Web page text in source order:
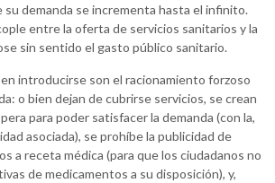
su demanda se incrementa hasta el infinito.
entre la oferta de servicios sanitarios y la
sin sentido el gasto público sanitario.
introducirse son el racionamiento forzoso
o bien dejan de cubrirse servicios, se crean
para poder satisfacer la demanda (con la,
asociada), se prohíbe la publicidad de
a receta médica (para que los ciudadanos no
de medicamentos a su disposición), y,